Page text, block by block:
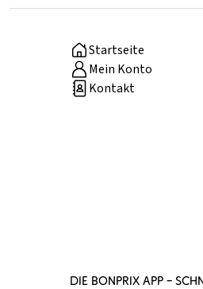
Startseite
Mein Konto
Kontakt
DIE BONPRIX APP –